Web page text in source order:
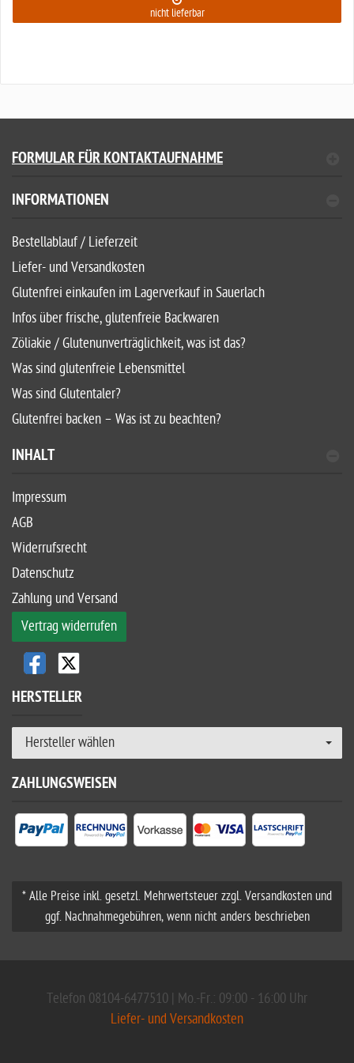
nicht lieferbar
FORMULAR FÜR KONTAKTAUFNAHME
INFORMATIONEN
Bestellablauf / Lieferzeit
Liefer- und Versandkosten
Glutenfrei einkaufen im Lagerverkauf in Sauerlach
Infos über frische, glutenfreie Backwaren
Zöliakie / Glutenunverträglichkeit, was ist das?
Was sind glutenfreie Lebensmittel
Was sind Glutentaler?
Glutenfrei backen – Was ist zu beachten?
INHALT
Impressum
AGB
Widerrufsrecht
Datenschutz
Zahlung und Versand
Vertrag widerrufen
HERSTELLER
Hersteller wählen
ZAHLUNGSWEISEN
* Alle Preise inkl. gesetzl. Mehrwertsteuer zzgl. Versandkosten und
ggf. Nachnahmegebühren, wenn nicht anders beschrieben
Telefon 08104-6477510 | Mo.-Fr.: 09:00 - 16:00 Uhr
Liefer- und Versandkosten